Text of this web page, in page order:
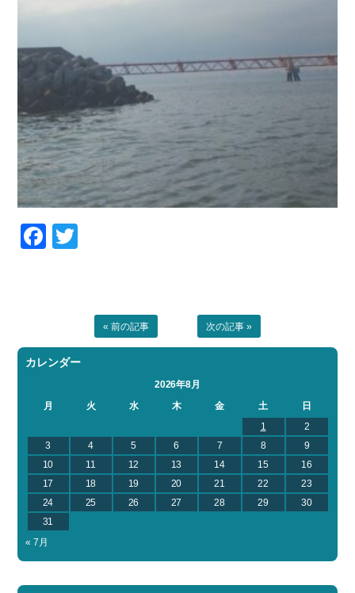
Facebook
« 前の記事 次の記事 »
カレンダー
2026年8月
月
火 水 木 金 土
日
1
2
3
4 5 6 7 8
9
10
11 12 13 14 15
16
17
18 19 20 21 22
23
24
25 26 27 28 29
30
31
« 7月